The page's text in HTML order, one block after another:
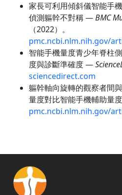
家長可利用傾斜儀智能手
偵測軀幹不對稱 —BMC
（2022）。
pmc.ncbi.nlm.nih.gov/
智能手機量度青少年脊柱
度與診斷準確度 —
sciencedirect.com
軀幹軸向旋轉的觀察者間
量度對比智能手機輔助量
pmc.ncbi.nlm.nih.gov/